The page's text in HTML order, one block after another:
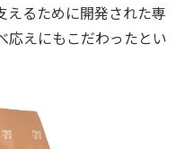
えるために開発された専
応えにもこだわったとい